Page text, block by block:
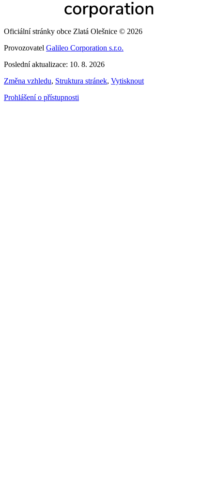
Oficiální stránky obce Zlatá Olešnice © 2026
Provozovatel Galileo Corporation s.r.o.
Poslední aktualizace: 10. 8. 2026
Změna vzhledu, Struktura stránek, Vytisknout
Prohlášení o přístupnosti